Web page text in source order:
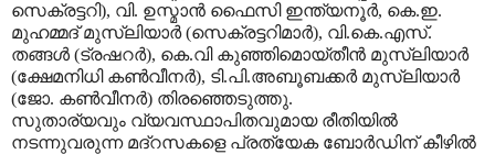
സെക്രട്ടറി), വി. ഉസ്മാന്‍ ഫൈസി ഇന്ത്യനൂര്‍, കെ.ഇ.
മുഹമ്മദ് മുസ്‌ലിയാര്‍ (സെക്രട്ടറിമാര്‍), വി.കെ.എസ്.
തങ്ങള്‍ (ട്രഷറര്‍), കെ.വി കുഞ്ഞിമൊയ്തീന്‍ മുസ്‌ലിയാര്‍
(ക്ഷേമനിധി കണ്‍വീനര്‍), ടി.പി.അബൂബക്കര്‍ മുസ്‌ലിയാര്‍
(ജോ. കണ്‍വീനര്‍) തിരഞ്ഞെടുത്തു.
സുതാര്യവും വ്യവസ്ഥാപിതവുമായ രീതിയില്‍
നടന്നുവരുന്ന മദ്‌റസകളെ പ്രത്യേക ബോര്‍ഡിന് കീഴില്‍